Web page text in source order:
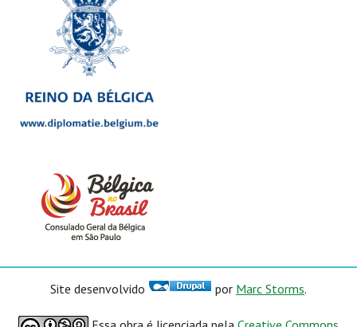
Site desenvolvido por Marc Storms.